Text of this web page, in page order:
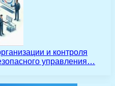
и контроля
управления…